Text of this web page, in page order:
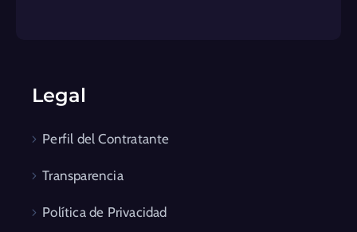
Legal
Perfil del Contratante
Transparencia
Política de Privacidad